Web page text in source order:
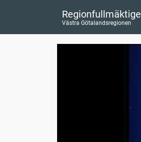
Regionfullmäktige
Västra Götalandsregionen